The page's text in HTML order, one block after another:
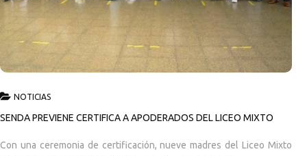
NOTICIAS
SENDA PREVIENE CERTIFICA A APODERADOS DEL LICEO MIXTO
Con una ceremonia de certificación, nueve madres del Liceo Mixto